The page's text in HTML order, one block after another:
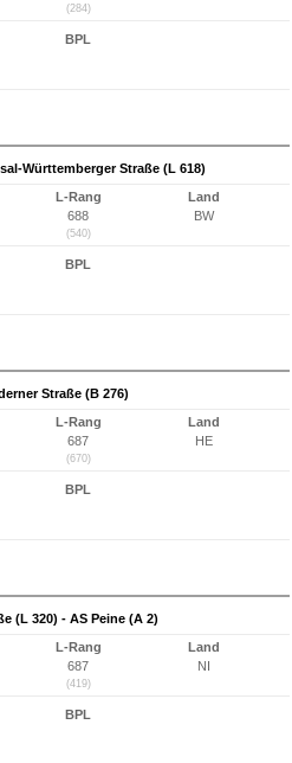
(284)
BPL
Württemberger Straße (L 618)
L-Rang
688
(540)
Land
BW
BPL
Straße (B 276)
L-Rang
687
(670)
Land
HE
BPL
(L 320) - AS Peine (A 2)
L-Rang
687
(419)
Land
NI
BPL